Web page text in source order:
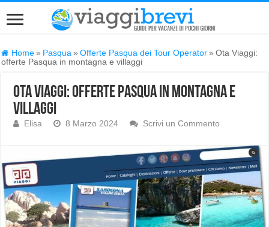
Home » Pasqua » Offerte Pasqua dei Tour Operator » Ota Viaggi:
offerte Pasqua in montagna e villaggi
Ota Viaggi: offerte Pasqua in montagna e
villaggi
Elisa 8 Marzo 2024 Scrivi un Commento